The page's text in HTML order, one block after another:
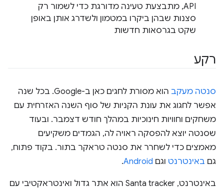
API, מתבצעת טעינה מדורגת כדי לשמור רק
סצנות שבהן ביקרו במטמון ולשדרג אותן באופן
שקט בגרסאות חדשות
רקע
סנטה מעקב
הוא מסורת לחגים כאן ב-Google. בכל שנה
אפשר לחגוג את עונת הקניות של סוף השנה האזרחית עם
משחקים וחוויות חינוכיות במהלך חודש דצמבר. ובעוד
שסנטה יוצא להפסקה ראויה לה, הגמדים משקיעים
מאמצים כדי לשחרר את סנטה טראקר בתור. בקוד פתוח,
גם באינטרנט וגם Android
.
באינטרנט, Santa tracker הוא אתר גדול ואינטראקטיבי עם